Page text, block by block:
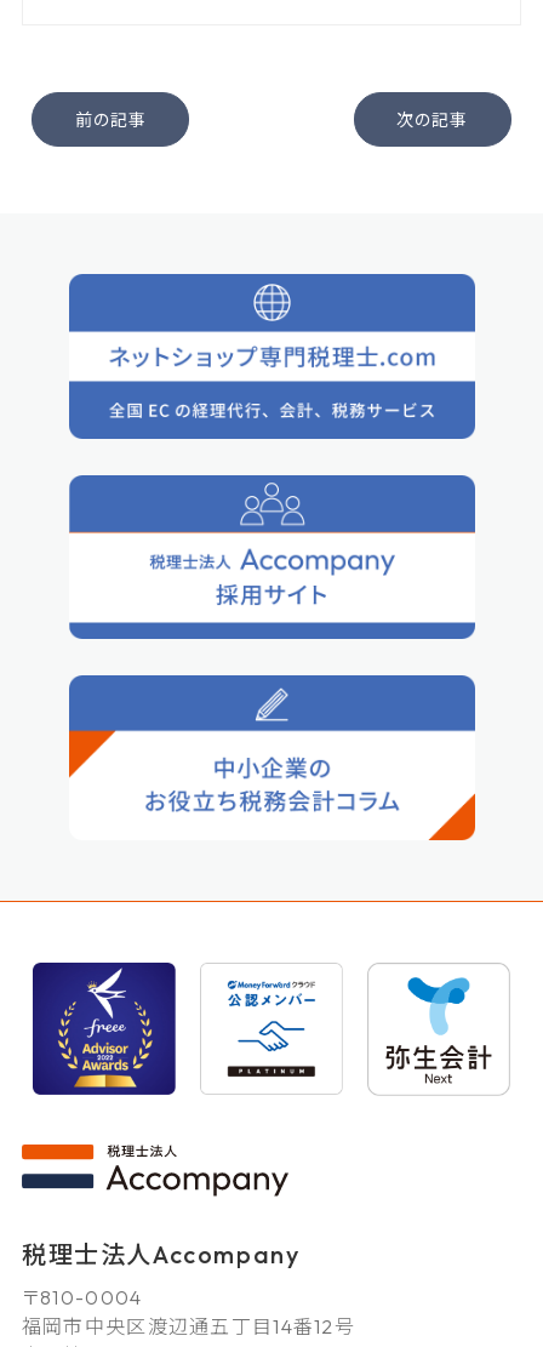
前の記事 次の記事
税理士法人Accompany
〒810-0004
福岡市中央区渡辺通五丁目14番12号